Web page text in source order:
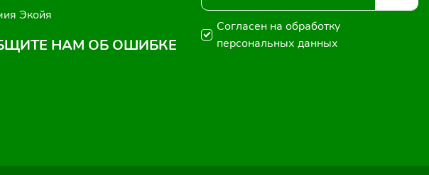
Экойя
НАМ ОБ ОШИБКЕ
Согласен на обработку
персональных данных